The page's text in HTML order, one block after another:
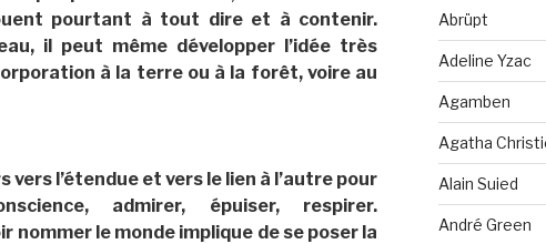
pourtant à tout dire et à contenir.
il peut même développer l’idée très
à la terre ou à la forêt, voire au
vers l’étendue et vers le lien à l’autre pour
admirer, épuiser, respirer.
nommer le monde implique de se poser la
Abrüpt
Adeline Yzac
Agamben
Agatha
Alain Suied
André Green